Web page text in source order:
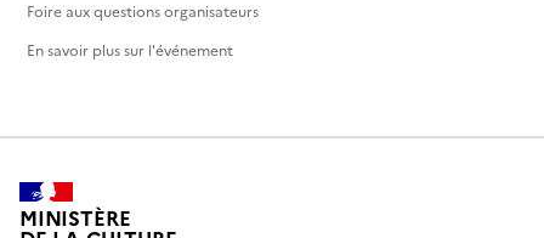
Foire aux questions organisateurs
En savoir plus sur l'événement
MINISTÈRE